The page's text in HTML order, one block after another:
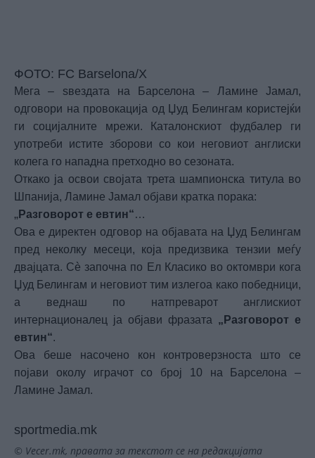
ФОТО: FC Barselona/X
Мега – ѕвездата на Барселона – Ламине Јамал,
одговори на провокација од Џуд Белингам користејќи
ги социјалните мрежи. Каталонскиот фудбалер ги
употреби истите зборови со кои неговиот англиски
колега го нападна претходно во сезоната.
Откако ја освои својата трета шампионска титула во
Шпанија, Ламине Јамал објави кратка порака:
„ Разговорот е евтин“…
Ова е директен одговор на објавата на Џуд Белингам
пред неколку месеци, која предизвика тензии меѓу
двајцата. Сè започна по Ел Класико во октомври кога
Џуд Белингам и неговиот тим излегоа како победници,
а веднаш по натпреварот англискиот
интернационалец ја објави фразата „Разговорот е
евтин“.
Ова беше насочено кон контроверзноста што се
појави околу играчот со број 10 на Барселона –
Ламине Јамал.
sportmedia.mk
© Vecer.mk, правата за текстот се на редакцијата